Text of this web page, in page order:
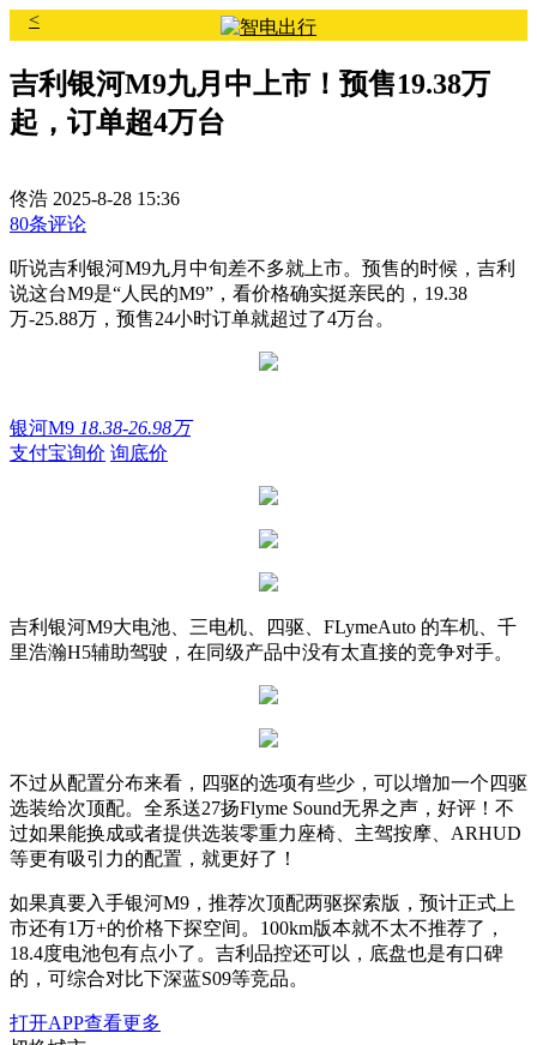
<
吉利银河M9九月中上市！预售19.38万
起，订单超4万台
佟浩 2025-8-28 15:36
80条评论
听说吉利银河M9九月中旬差不多就上市。预售的时候，吉利
说这台M9是“人民的M9”，看价格确实挺亲民的，19.38
万-25.88万，预售24小时订单就超过了4万台。
银河M9 18.38-26.98万
支付宝询价 询底价
吉利银河M9大电池、三电机、四驱、FLymeAuto 的车机、千
里浩瀚H5辅助驾驶，在同级产品中没有太直接的竞争对手。
不过从配置分布来看，四驱的选项有些少，可以增加一个四驱
选装给次顶配。全系送27扬Flyme Sound无界之声，好评！不
过如果能换成或者提供选装零重力座椅、主驾按摩、ARHUD
等更有吸引力的配置，就更好了！
如果真要入手银河M9，推荐次顶配两驱探索版，预计正式上
市还有1万+的价格下探空间。100km版本就不太不推荐了，
18.4度电池包有点小了。吉利品控还可以，底盘也是有口碑
的，可综合对比下深蓝S09等竞品。
打开APP查看更多